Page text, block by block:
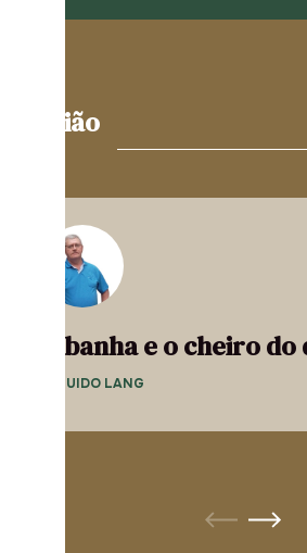
Opinião
A banha e o cheiro
— GUIDO LANG